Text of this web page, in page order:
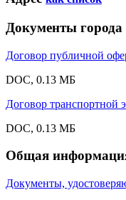
Документы города
Договор публичной
DOC, 0.13 МБ
Договор транспортной
DOC, 0.13 МБ
Общая
Документы,